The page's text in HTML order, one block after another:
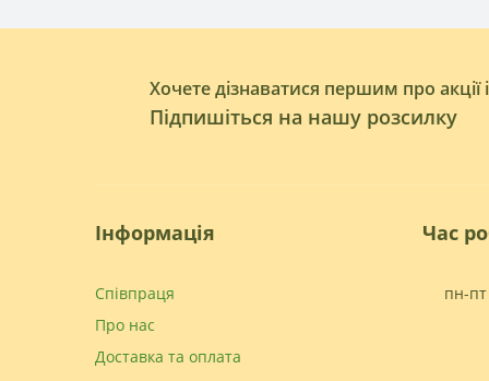
Хочете дізнаватися першим про акції
Підпишіться на нашу розсилку
Інформація
Співпраця
Про нас
Доставка та оплата
Час
пн-